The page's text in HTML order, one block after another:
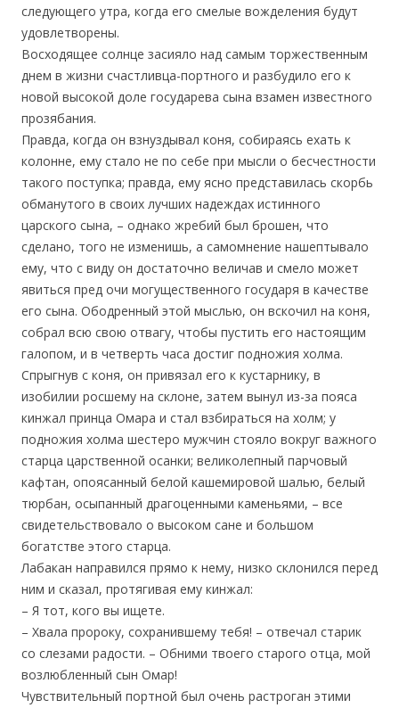
следующего утра, когда его смелые вожделения будут
удовлетворены.
Восходящее солнце засияло над самым торжественным
днем в жизни счастливца-портного и разбудило его к
новой высокой доле государева сына взамен известного
прозябания.
Правда, когда он взнуздывал коня, собираясь ехать к
колонне, ему стало не по себе при мысли о бесчестности
такого поступка; правда, ему ясно представилась скорбь
обманутого в своих лучших надеждах истинного
царского сына, – однако жребий был брошен, что
сделано, того не изменишь, а самомнение нашептывало
ему, что с виду он достаточно величав и смело может
явиться пред очи могущественного государя в качестве
его сына. Ободренный этой мыслью, он вскочил на коня,
собрал всю свою отвагу, чтобы пустить его настоящим
галопом, и в четверть часа достиг подножия холма.
Спрыгнув с коня, он привязал его к кустарнику, в
изобилии росшему на склоне, затем вынул из-за пояса
кинжал принца Омара и стал взбираться на холм; у
подножия холма шестеро мужчин стояло вокруг важного
старца царственной осанки; великолепный парчовый
кафтан, опоясанный белой кашемировой шалью, белый
тюрбан, осыпанный драгоценными каменьями, – все
свидетельствовало о высоком сане и большом
богатстве этого старца.
Лабакан направился прямо к нему, низко склонился перед
ним и сказал, протягивая ему кинжал:
– Я тот, кого вы ищете.
– Хвала пророку, сохранившему тебя! – отвечал старик
со слезами радости. – Обними твоего старого отца, мой
возлюбленный сын Омар!
Чувствительный портной был очень растроган этими